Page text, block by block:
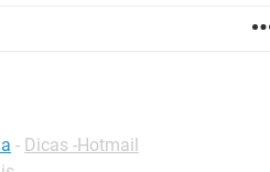
- Dicas -Hotmail